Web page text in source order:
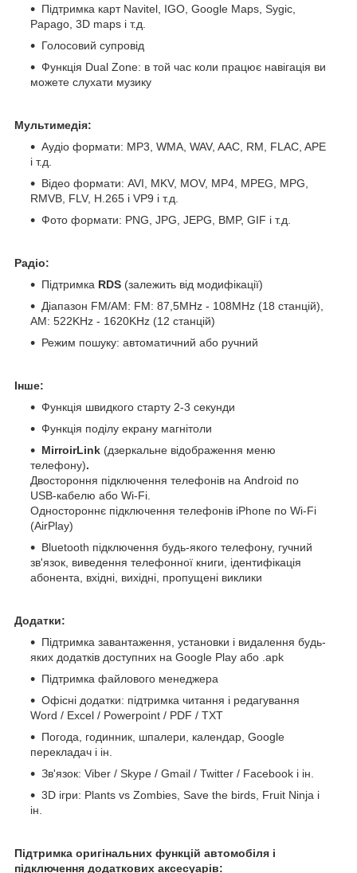
Підтримка карт Navitel, IGO, Google Maps, Sygic,
Papago, 3D maps і т.д.
Голосовий супровід
Функція Dual Zone: в той час коли працює навігація ви
можете слухати музику
Мультимедія:
Аудіо формати: MP3, WMA, WAV, AAC, RM, FLAC, APE
і т.д.
Відео формати: AVI, MKV, MOV, MP4, MPEG, MPG,
RMVB, FLV, H.265 і VP9 і т.д.
Фото формати: PNG, JPG, JEPG, BMP, GIF і т.д.
Радіо:
Підтримка RDS (залежить від модифікації)
Діапазон FM/AM: FM: 87,5MHz - 108MHz (18 станцій),
АМ: 522KHz - 1620KHz (12 станцій)
Режим пошуку: автоматичний або ручний
Інше:
Функція швидкого старту 2-3 секунди
Функція поділу екрану магнітоли
MirroirLink (дзеркальне відображення меню
телефону).
Двостороння підключення телефонів на Android по
USB-кабелю або Wi-Fi.
Одностороннє підключення телефонів iPhone по Wi-Fi
(AirPlay)
Bluetooth підключення будь-якого телефону, гучний
зв'язок, виведення телефонної книги, ідентифікація
абонента, вхідні, вихідні, пропущені виклики
Додатки:
Підтримка завантаження, установки і видалення будь-
яких додатків доступних на Google Play або .apk
Підтримка файлового менеджера
Офісні додатки: підтримка читання і редагування
Word / Excel / Powerpoint / PDF / TXT
Погода, годинник, шпалери, календар, Google
перекладач і ін.
Зв'язок: Viber / Skype / Gmail / Twitter / Facebook і ін.
3D ігри: Plants vs Zombies, Save the birds, Fruit Ninja і
ін.
Підтримка оригінальних функцій автомобіля і
підключення додаткових аксесуарів: